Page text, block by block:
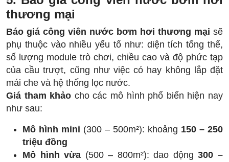
thương mại
Báo giá công viên nước bơm hơi thương mại sẽ
phụ thuộc vào nhiều yếu tố như: diện tích tổng thể,
số lượng module trò chơi, chiều cao và độ phức tạp
của cầu trượt, cũng như việc có hay không lắp đặt
mái che và hệ thống lọc nước.
Giá tham khảo cho các mô hình phổ biến hiện nay
như sau:
Mô hình mini (300 – 500m²): khoảng 150 – 250
triệu đồng
Mô hình vừa (500 – 800m²): dao động300 –